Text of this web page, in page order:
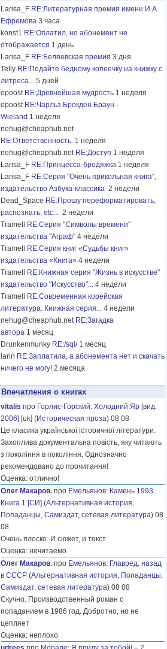
Larisa_F RE:Литературная премия имени И.А.
Ефремова 3 часа
konst1 RE:Оплатил, но абонемент не
отображается 1 день
Larisa_F RE:Беляевская премия 3 дня
Telly RE:Подайте бедному копеечку на книжку с
литреса... 5 дней
epoost RE:Древнейшая мудрость 1 неделя
epoost RE:Чарльз Брокден Браун -
Wieland 1 неделя
nehug@cheaphub.net
RE:Ответственность. 1 неделя
nehug@cheaphub.net RE:Доступ 1 неделя
Larisa_F RE:Принцесса-бродяжка 1 неделя
Larisa_F RE:Серия "Очень прикольная книга",
издательство Азбука-классика 2 недели
Dead_Space RE:Прошу переформатировать,
распознать, etc... 2 недели
Tramell
RE:Серия "Символы времени"
издательства "Аграф" 4 недели
Tramell
RE:Серия книг «Судьбы книг»
издательства «Книга» 4 недели
Tramell
RE:Книжная серия "Жизнь в искусстве"
издательство "Искусство"... 4 недели
Tramell
RE:Современная корейская
литература. Книжная серия... 4 недели
nehug@cheaphub.net RE:Загадка
автора 1 месяц
Drunkenmunky RE:/sql/ 1 месяц
larin RE:Заплатила, а абонемента нет и скачать
ничего не могу! 2 месяца
Впечатления о книгах
vitalis про Горлис-Горский: Холодний Яр [вид.
2006] [uk] (Историческая проза) 08 08
Це класика української історичної літератури.
Захоплива документальна повість, яку читають
з покоління в покоління. Однозначно
рекомендовано до прочитання!
Оценка: отлично!
Олег Макаров. про Емельянов: Камень 1993.
Книга 1 [СИ] (Альтернативная история,
Попаданцы, Самиздат, сетевая литература) 08
08
Очень плоско. И сюжет, и текст
Оценка: нечитаемо
Олег Макаров. про Емельянов: Главред: назад
в СССР (Альтернативная история, Попаданцы,
Самиздат, сетевая литература) 08 08
Скучно. Производственный роман с
попаданием в 1986 год. Добротно, но не
цепляет
Оценка: неплохо